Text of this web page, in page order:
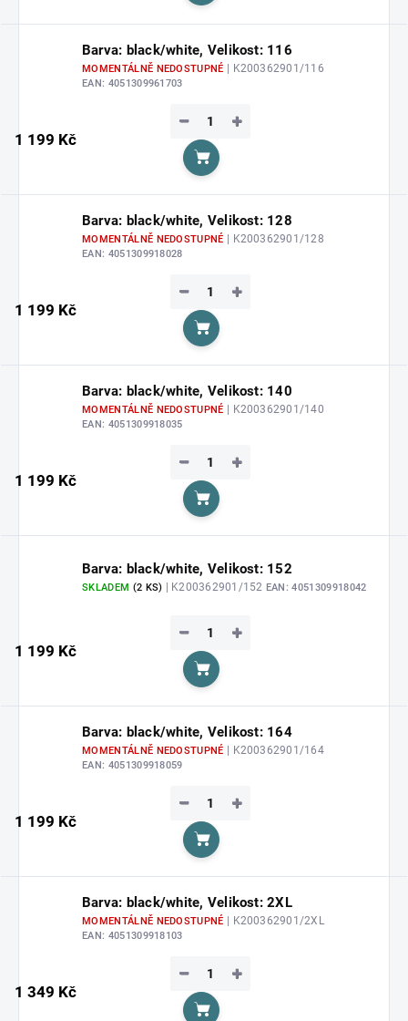
Barva: black/white, Velikost: 116
MOMENTÁLNĚ NEDOSTUPNÉ | K200362901/116
EAN: 4051309961703
1 199 Kč
+
−
Do košíku
Barva: black/white, Velikost: 128
MOMENTÁLNĚ NEDOSTUPNÉ | K200362901/128
EAN: 4051309918028
1 199 Kč
+
−
Do košíku
Barva: black/white, Velikost: 140
MOMENTÁLNĚ NEDOSTUPNÉ | K200362901/140
EAN: 4051309918035
1 199 Kč
+
−
Do košíku
Barva: black/white, Velikost: 152
SKLADEM (2 KS) | K200362901/152 EAN: 4051309918042
1 199 Kč
+
−
Do košíku
Barva: black/white, Velikost: 164
MOMENTÁLNĚ NEDOSTUPNÉ | K200362901/164
EAN: 4051309918059
1 199 Kč
+
−
Do košíku
Barva: black/white, Velikost: 2XL
MOMENTÁLNĚ NEDOSTUPNÉ | K200362901/2XL
EAN: 4051309918103
1 349 Kč
+
−